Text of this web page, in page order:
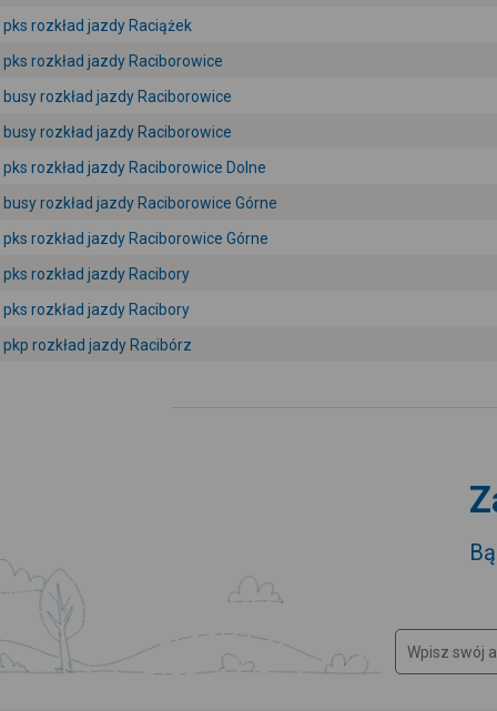
pks rozkład jazdy Raciążek
pks rozkład jazdy Raciborowice
busy rozkład jazdy Raciborowice
busy rozkład jazdy Raciborowice
pks rozkład jazdy Raciborowice Dolne
busy rozkład jazdy Raciborowice Górne
pks rozkład jazdy Raciborowice Górne
pks rozkład jazdy Racibory
pks rozkład jazdy Racibory
pkp rozkład jazdy Racibórz